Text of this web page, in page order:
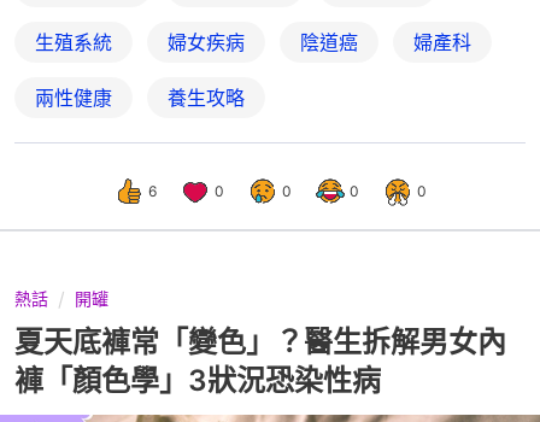
生殖系統 婦女疾病 陰道癌 婦產科
兩性健康 養生攻略
6 0 0 0 0
熱話 開罐
夏天底褲常「變色」？醫生拆解男女內
褲「顏色學」3狀況恐染性病